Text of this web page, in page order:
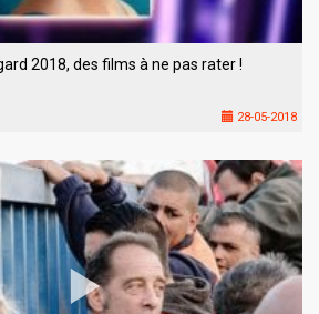
2018, des films à ne pas rater !
28-05-2018